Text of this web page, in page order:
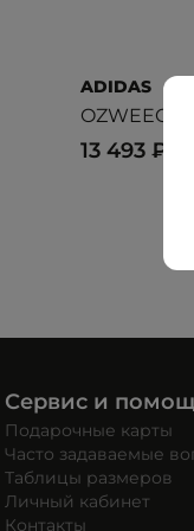
ADIDAS
OZWEEGO
13 493 ₽
Сервис и
Подарочные карты
Часто задаваемые
Таблицы размеров
Личный кабинет
Контакты